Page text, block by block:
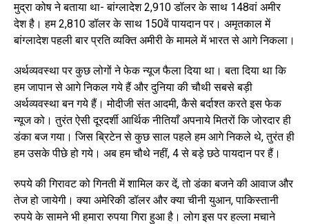
मुद्रा कोष ने बताया था- बांग्लादेश 2,910 डॉलर के साथ 148वां अमीर
देश है। हम 2,810 डॉलर के साथ 150वें पायदान पर। अमृतकाल में
बांग्लादेश पहली बार प्रति व्यक्ति अमीरी के मामले में भारत से आगे निकला।
अर्थव्यवस्था पर कुछ लोगों ने फेक न्यूज फैला दिया था। बता दिया था कि
हम जापान से आगे निकल गये हैं और दुनिया की चौथी सबसे बड़ी
अर्थव्यवस्था बन गये हैं। मोदीजी संत आदमी, कैसे बर्दाश्त करते इस फेक
न्यूज को। तुरंत ऐसी दूरदर्शी आर्थिक नीतियाँ अपनाये मितरों कि जोरदार ही
डंका बज गया। जिस ब्रिटेन से कुछ साल पहले हम आगे निकले थे, तुरंत ही
हम उसके पीछे हो गये। अब हम चौथे नहीं, 4 से बड़े छठे पायदान पर हैं।
रुपये की गिरावट को गिनती में शामिल कर दें, तो डंका बजने की आवाज और
तेज हो जायेगी। क्या अमेरिकी डॉलर और क्या चीनी युआन, पाकिस्तानी
रुपये के सामने भी हमारा रुपया गिरा हुआ है। लोग इस पर हल्ला मचाने